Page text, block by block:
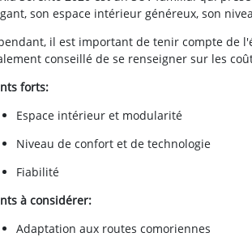
son espace intérieur généreux, son
il est important de tenir compte de
conseillé de se renseigner sur les
forts:
Espace intérieur et modularité
Niveau de confort et de technologie
Fiabilité
à considérer:
Adaptation aux routes comoriennes